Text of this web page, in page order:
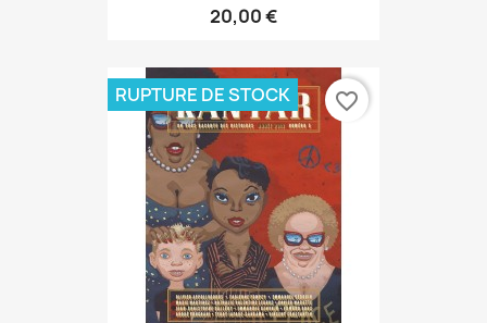
20,00 €
RUPTURE DE STOCK favorite_border